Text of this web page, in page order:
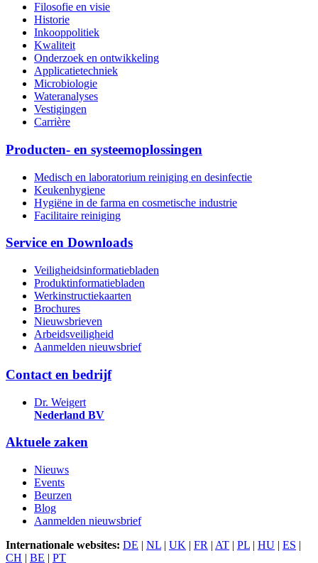
Filosofie en visie
Historie
Inkooppolitiek
Kwaliteit
Onderzoek en ontwikkeling
Applicatietechniek
Microbiologie
Wateranalyses
Vestigingen
Carrière
Producten- en systeemoplossingen
Medisch en laboratorium reiniging en desinfectie
Keukenhygiene
Hygiëne in de farma en cosmetische industrie
Facilitaire reiniging
Service en Downloads
Veiligheidsinformatiebladen
Produktinformatiebladen
Werkinstructiekaarten
Brochures
Nieuwsbrieven
Arbeidsveiligheid
Aanmelden nieuwsbrief
Contact en bedrijf
Dr. Weigert
Nederland BV
Aktuele zaken
Nieuws
Events
Beurzen
Blog
Aanmelden nieuwsbrief
Internationale websites: DE | NL | UK | FR | AT | PL | HU | ES |
CH | BE | PT